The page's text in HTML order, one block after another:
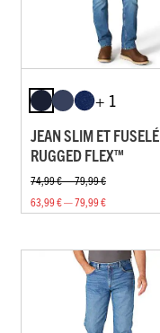
+ 1
JEAN SLIM ET FUSELÉ
RUGGED FLEX™
74,99 € — 79,99 €
63,99 € — 79,99 €